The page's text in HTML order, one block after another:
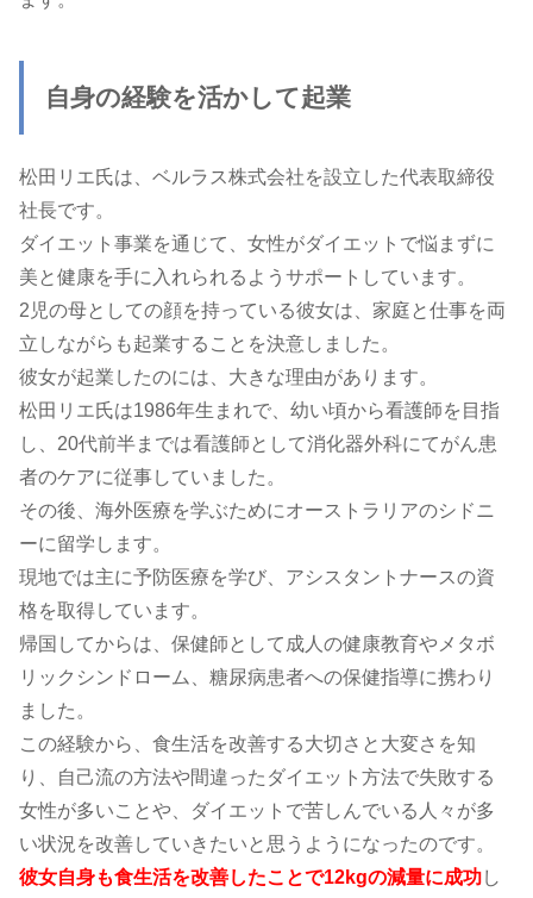
自身の経験を活かして起業
松田リエ氏は、ベルラス株式会社を設立した代表取締役
社長です。
ダイエット事業を通じて、女性がダイエットで悩まずに
美と健康を手に入れられるようサポートしています。
2児の母としての顔を持っている彼女は、家庭と仕事を両
立しながらも起業することを決意しました。
彼女が起業したのには、大きな理由があります。
松田リエ氏は1986年生まれで、幼い頃から看護師を目指
し、20代前半までは看護師として消化器外科にてがん患
者のケアに従事していました。
その後、海外医療を学ぶためにオーストラリアのシドニ
ーに留学します。
現地では主に予防医療を学び、アシスタントナースの資
格を取得しています。
帰国してからは、保健師として成人の健康教育やメタボ
リックシンドローム、糖尿病患者への保健指導に携わり
ました。
この経験から、食生活を改善する大切さと大変さを知
り、自己流の方法や間違ったダイエット方法で失敗する
女性が多いことや、ダイエットで苦しんでいる人々が多
い状況を改善していきたいと思うようになったのです。
彼女自身も食生活を改善したことで12kgの減量に成功し